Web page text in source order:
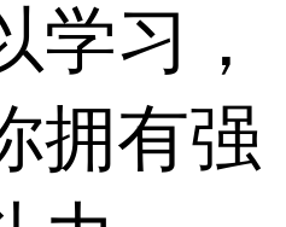
学习，
拥有强